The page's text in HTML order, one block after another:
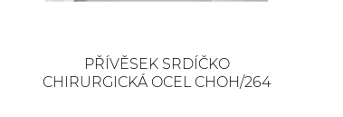
PŘÍVĚSEK SRDÍČKO
CHIRURGICKÁ OCEL CHOH/264